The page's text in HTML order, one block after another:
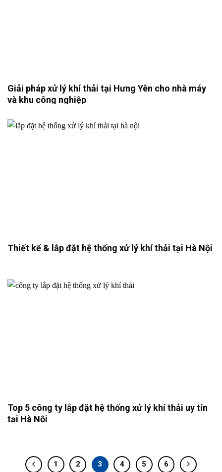
Giải pháp xử lý khí thải tại Hưng Yên cho nhà máy
và khu công nghiệp
Thiết kế & lắp đặt hệ thống xử lý khí thải tại Hà Nội
Top 5 công ty lắp đặt hệ thống xử lý khí thải uy tín
tại Hà Nội
1 2 3 4 5 6